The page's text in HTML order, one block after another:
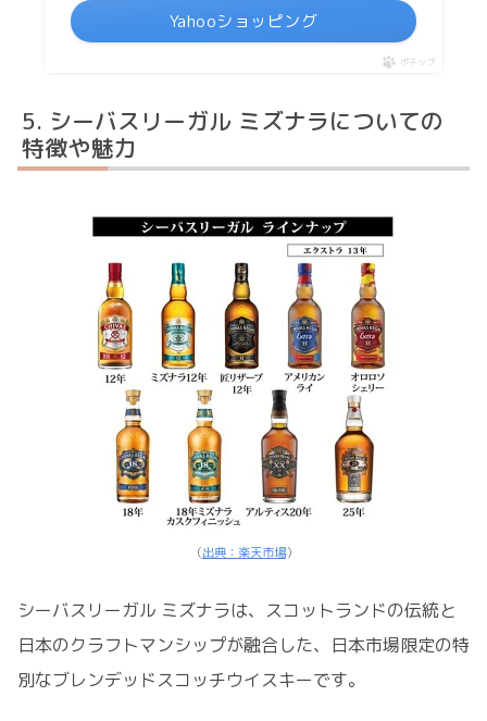
Yahooショッピング
ポチップ
シーバスリーガル ミズナラについての
特徴や魅力
（出典：楽天市場）
シーバスリーガル ミズナラは、スコットランドの伝統と
日本のクラフトマンシップが融合した、日本市場限定の特
別なブレンデッドスコッチウイスキーです。